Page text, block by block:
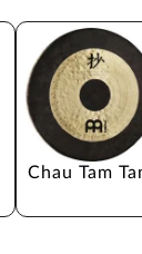
Chau Tam